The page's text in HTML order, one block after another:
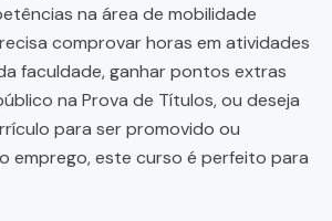
na área de mobilidade
comprovar horas em atividades
faculdade, ganhar pontos extras
na Prova de Títulos, ou deseja
para ser promovido ou
emprego, este curso é perfeito para